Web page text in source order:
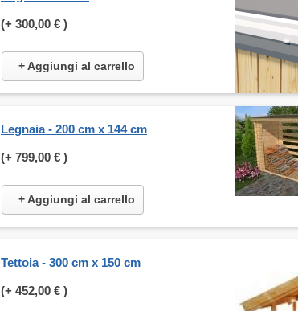
(+ 300,00 € )
+ Aggiungi al carrello
Legnaia - 200 cm x 144 cm
(+ 799,00 € )
+ Aggiungi al carrello
Tettoia - 300 cm x 150 cm
(+ 452,00 € )